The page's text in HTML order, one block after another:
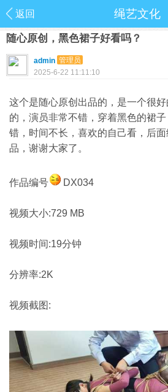
返回 绳艺文化
随心原创，黑色裙子好看吗？
admin 管理员
2025-6-22 11:11:10
这个是随心原创出品的，是一个很
的，演员非常不错，穿着黑色的裙
错，时间不长，喜欢的自己看，后
品，谢谢大家了。
作品编号 DX034
视频大小:729 MB
视频时间:19分钟
分辨率:2K
视频截图: